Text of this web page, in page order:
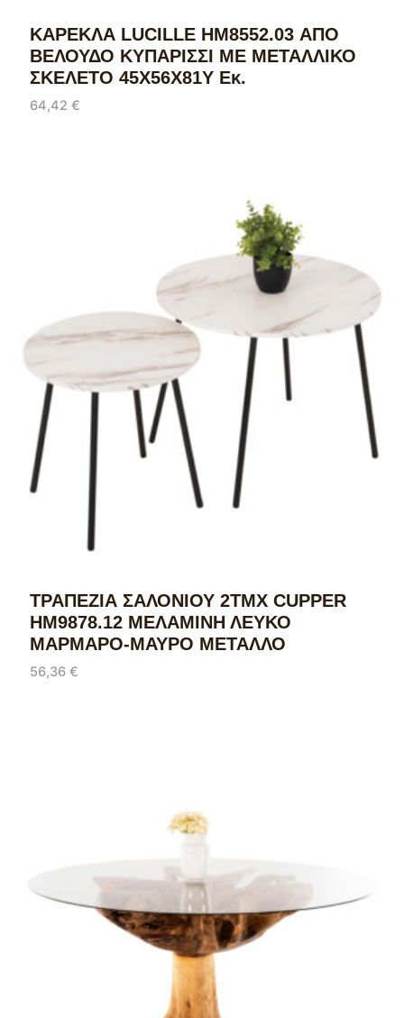
ΚΑΡΕΚΛΑ LUCILLE HM8552.03 ΑΠΟ
ΒΕΛΟΥΔΟ ΚΥΠΑΡΙΣΣΙ ΜΕ ΜΕΤΑΛΛΙΚΟ
ΣΚΕΛΕΤΟ 45X56X81Υ Εκ.
64,42 €
ΤΡΑΠΕΖΙΑ ΣΑΛΟΝΙΟΥ 2ΤΜΧ CUPPER
HM9878.12 ΜΕΛΑΜΙΝΗ ΛΕΥΚΟ
ΜΑΡΜΑΡΟ-ΜΑΥΡΟ ΜΕΤΑΛΛΟ
56,36 €